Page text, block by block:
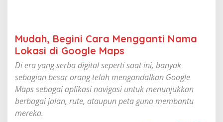
n
t
N
a
m
a
L
Mudah, Begini Cara Mengganti Nama
Lokasi di Google Maps
Di era yang serba digital seperti saat ini, banyak
sebagian besar orang telah mengandalkan Google
Maps sebagai aplikasi navigasi untuk menunjukkan
berbagai jalan, rute, ataupun peta guna membantu
mereka.